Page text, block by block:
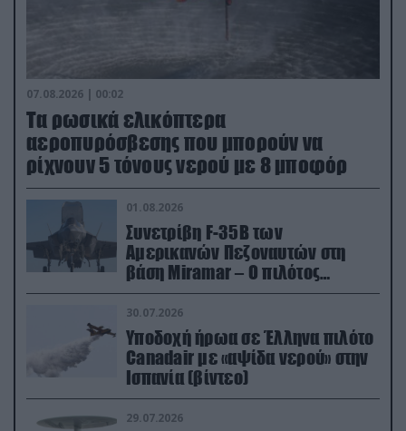
07.08.2026 | 00:02
Τα ρωσικά ελικόπτερα
αεροπυρόσβεσης που μπορούν να
ρίχνουν 5 τόνους νερού με 8 μποφόρ
01.08.2026
Συνετρίβη F-35B των
Αμερικανών Πεζοναυτών στη
βάση Miramar – Ο πιλότος
εκτινάχθηκε εγκαίρως
30.07.2026
Υποδοχή ήρωα σε Έλληνα πιλότο
Canadair με «αψίδα νερού» στην
Ισπανία (βίντεο)
29.07.2026